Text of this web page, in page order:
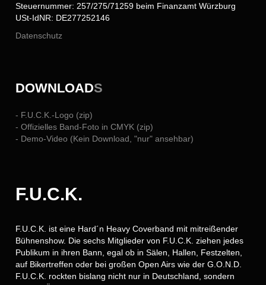
Steuernummer: 257/275/71259 beim Finanzamt Würzburg
USt-IdNR: DE277252146
Datenschutz
DOWNLOADS
- F.U.C.K.-Logo (zip)
- Offizielles Band-Foto in CMYK (zip)
- Demo-Video (Kein Download, "nur" ansehbar)
F.U.C.K.
F.U.C.K. ist eine Hard´n Heavy Coverband mit mitreißender
Bühnenshow. Die sechs Mitglieder von F.U.C.K. ziehen jedes
Publikum in ihren Bann, egal ob in Sälen, Hallen, Festzelten,
auf Bikertreffen oder bei großen Open Airs wie der G.O.N.D.
F.U.C.K. rockten bislang nicht nur in Deutschland, sondern